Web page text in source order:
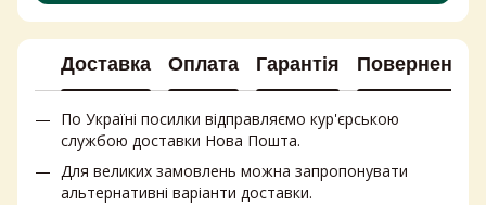
Доставка Оплата Гарантія Повернення
По Україні посилки відправляємо кур'єрською
службою доставки Нова Пошта.
Для великих замовлень можна запропонувати
альтернативні варіанти доставки.